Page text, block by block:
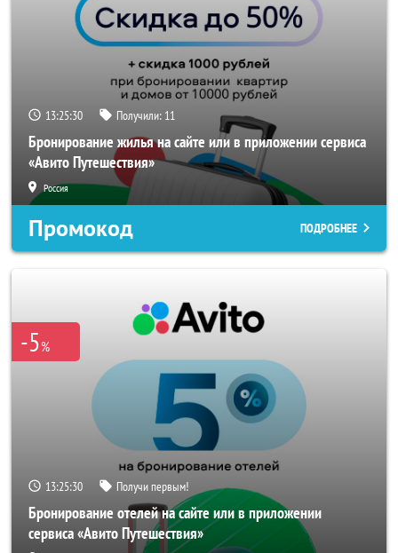
13:25:29 Получили: 11
Бронирование жилья на сайте или в приложении сервиса
«Авито Путешествия»
Россия
Промокод ПОДРОБНЕЕ
-5%
13:25:29 Получи первым!
Бронирование отелей на сайте или в приложении
сервиса «Авито Путешествия»